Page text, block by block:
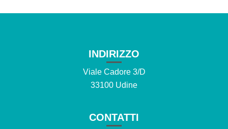
INDIRIZZO
Viale Cadore 3/D
33100 Udine
CONTATTI